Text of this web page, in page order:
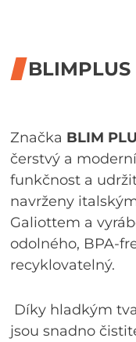
BLIMPLUS
Značka BLIM
čerstvý a
funkčnost a
navrženy
Galiottem a
odolného,
recyklovatelný.
Díky hladkým
jsou snadno